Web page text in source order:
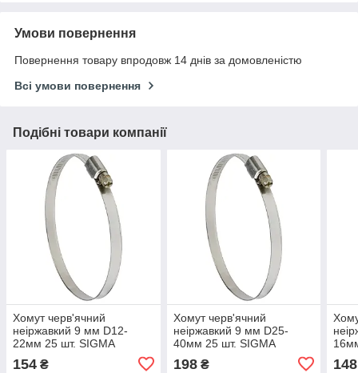
Умови повернення
Повернення товару впродовж 14 днів за домовленістю
Всі умови повернення
Подібні товари компанії
Хомут черв'ячний
неіржавкий 9 мм D12-
22мм 25 шт. SIGMA
154 ₴
Хомут черв'ячний
неіржавкий 9 мм D25-
40мм 25 шт. SIGMA
198₴ 148